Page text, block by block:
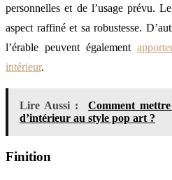
personnelles et de l’usage prévu.
aspect raffiné et sa robustesse.
l’érable peuvent également
intérieur.
Lire Aussi :
Comment
d’intérieur au style pop art ?
Finition